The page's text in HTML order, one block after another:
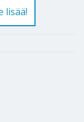
lisää!